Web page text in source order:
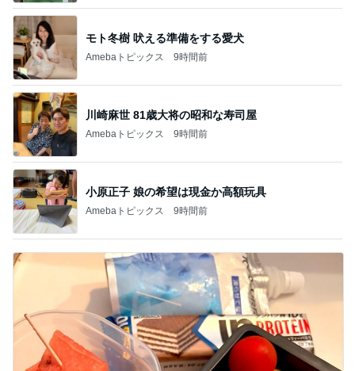
モト冬樹 吠える準備をする愛犬
Amebaトピックス 9時間前
川崎麻世 81歳大将の昭和な寿司屋
Amebaトピックス 9時間前
小原正子 娘の希望は現金か高額玩具
Amebaトピックス 9時間前